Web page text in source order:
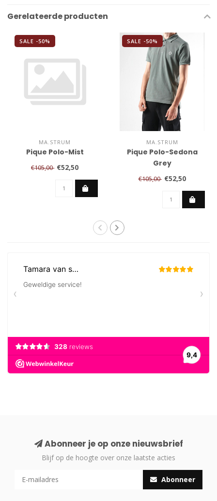
Gerelateerde producten
SALE -50%
MA.STRUM
Pique Polo-Mist
€105,00 €52,50
SALE -50%
MA.STRUM
Pique Polo-Sedona
Grey
€105,00 €52,50
Abonneer je op onze nieuwsbrief
Blijf op de hoogte over onze laatste acties
Abonneer